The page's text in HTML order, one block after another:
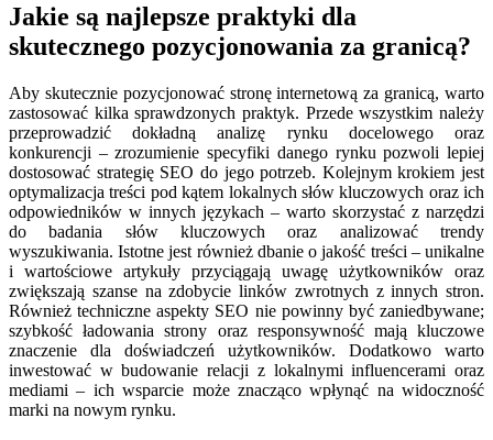
Jakie są najlepsze praktyki dla
skutecznego pozycjonowania za granicą?
Aby skutecznie pozycjonować stronę internetową za granicą, warto
zastosować kilka sprawdzonych praktyk. Przede wszystkim należy
przeprowadzić dokładną analizę rynku docelowego oraz
konkurencji – zrozumienie specyfiki danego rynku pozwoli lepiej
dostosować strategię SEO do jego potrzeb. Kolejnym krokiem jest
optymalizacja treści pod kątem lokalnych słów kluczowych oraz ich
odpowiedników w innych językach – warto skorzystać z narzędzi
do badania słów kluczowych oraz analizować trendy
wyszukiwania. Istotne jest również dbanie o jakość treści – unikalne
i wartościowe artykuły przyciągają uwagę użytkowników oraz
zwiększają szanse na zdobycie linków zwrotnych z innych stron.
Również techniczne aspekty SEO nie powinny być zaniedbywane;
szybkość ładowania strony oraz responsywność mają kluczowe
znaczenie dla doświadczeń użytkowników. Dodatkowo warto
inwestować w budowanie relacji z lokalnymi influencerami oraz
mediami – ich wsparcie może znacząco wpłynąć na widoczność
marki na nowym rynku.